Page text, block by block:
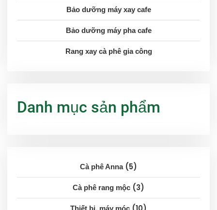
Bảo dưỡng máy xay cafe
Bảo dưỡng máy pha cafe
Rang xay cà phê gia công
Danh mục sản phẩm
Cà phê Anna 5
Cà phê rang mộc 3
Thiết bị, máy móc